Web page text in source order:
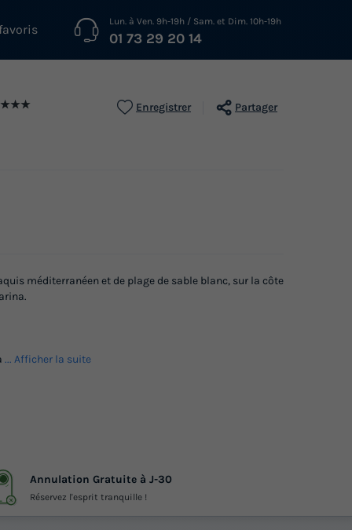
Lun. à Ven. 9h-19h / Sam. et Dim. 10h-19h
01 73 29 20 14
★★★ Enregistrer Partager
méditerranéen et de plage de sable blanc, sur la côte
... Afficher la suite
Annulation Gratuite à J-30
Réservez l'esprit tranquille !